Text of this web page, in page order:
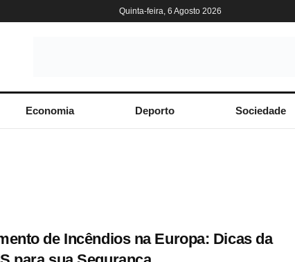
Quinta-feira, 6 Agosto 2026
Economia Deporto Sociedade
de Incêndios na Europa: Dicas da